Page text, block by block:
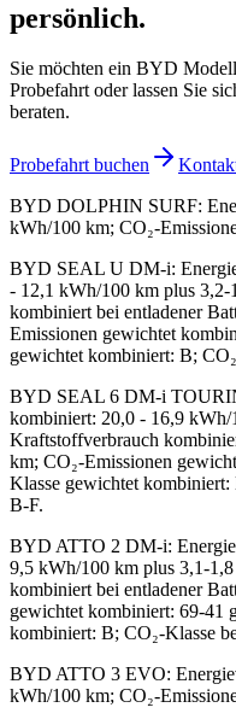
persönlich.
Sie möchten ein BYD
Probefahrt oder lassen Sie
beraten.
Probefahrt buchen
BYD DOLPHIN SURF:
kWh/100 km; CO₂-
BYD SEAL U DM-i:
- 12,1 kWh/100 km plus
kombiniert bei entladener
Emissionen gewichtet
gewichtet kombiniert: B;
BYD SEAL 6 DM-i
kombiniert: 20,0 - 16,9
Kraftstoffverbrauch
km; CO₂-Emissionen
Klasse gewichtet kombiniert:
B-F.
BYD ATTO 2 DM-i:
9,5 kWh/100 km plus 3,1-
kombiniert bei entladener
gewichtet kombiniert: 69-41
kombiniert: B; CO₂-Klasse
BYD ATTO 3 EVO:
kWh/100 km; CO₂-